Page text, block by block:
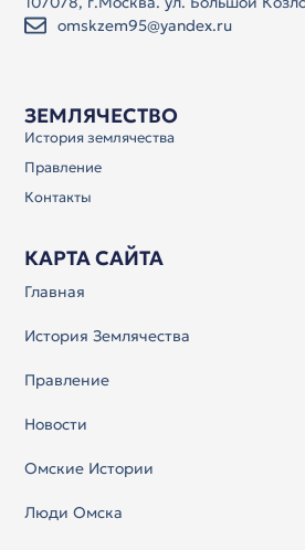
ЗЕМЛЯЧЕСТВО
История землячества
Правление
Контакты
КАРТА САЙТА
Главная
История Землячества
Правление
Новости
Омские Истории
Люди Омска
omskzem95@yandex.ru